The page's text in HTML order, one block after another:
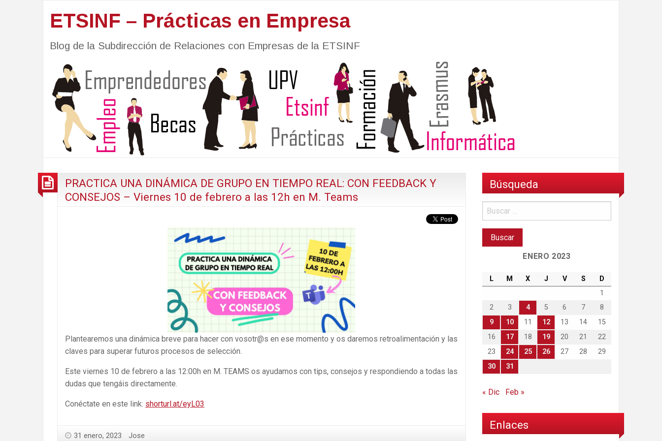
ETSINF – Prácticas en Empresa
Blog de la Subdirección de Relaciones con Empresas de la ETSINF
PRACTICA UNA DINÁMICA DE GRUPO EN TIEMPO REAL: CON FEEDBACK Y
CONSEJOS – Viernes 10 de febrero a las 12h en M. Teams
Plantearemos una dinámica breve para hacer con vosotr@s en ese momento y os daremos retroalimentación y las
claves para superar futuros procesos de selección.
Este viernes 10 de febrero a las 12:00h en M. TEAMS os ayudamos con tips, consejos y respondiendo a todas las
dudas que tengáis directamente.
Conéctate en este link: shorturl.at/eyL03
31 enero, 2023 Jose
Búsqueda
ENERO 2023
L M X J V S
D
1
2
3 4 5 6 7
8
9
10 11 12 13 14
15
16
17 18 19 20 21
22
23
24 25 26 27 28
29
30
31
« Dic Feb »
Enlaces